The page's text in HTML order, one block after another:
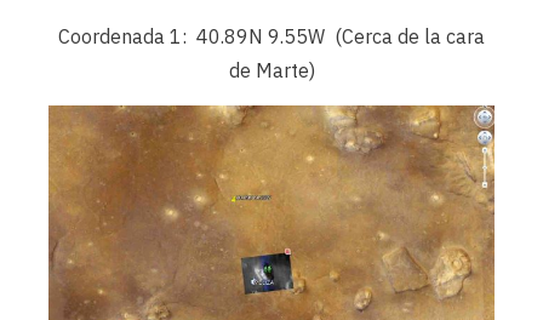
Coordenada 1: 40.89N 9.55W (Cerca de la cara
de Marte)